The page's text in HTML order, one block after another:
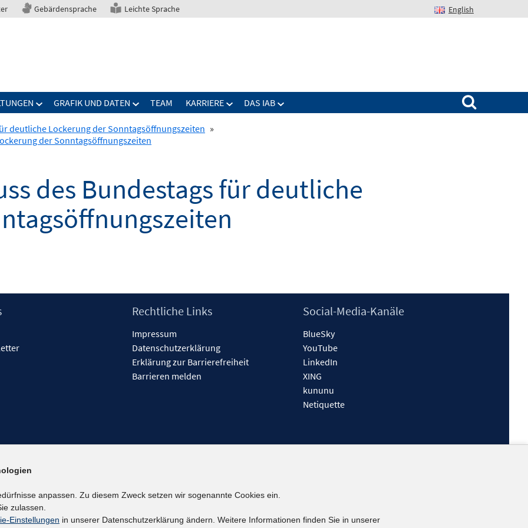
Gebärdensprache Leichte Sprache English
GRAFIK UND DATEN TEAM KARRIERE DAS IAB
Suchen nach:
deutliche Lockerung der Sonntagsöffnungszeiten »
der Sonntagsöffnungszeiten
des Bundestags für deutliche
Rechtliche Links
Impressum
Datenschutzerklärung
Erklärung zur Barrierefreiheit
Barrieren melden
Social-Media-Kanäle
BlueSky
YouTube
LinkedIn
XING
kununu
Netiquette
anpassen. Zu diesem Zweck setzen wir sogenannte Cookies ein.
zulassen.
Einstellungen in unserer Datenschutzerklärung ändern. Weitere Informationen finden Sie in unserer